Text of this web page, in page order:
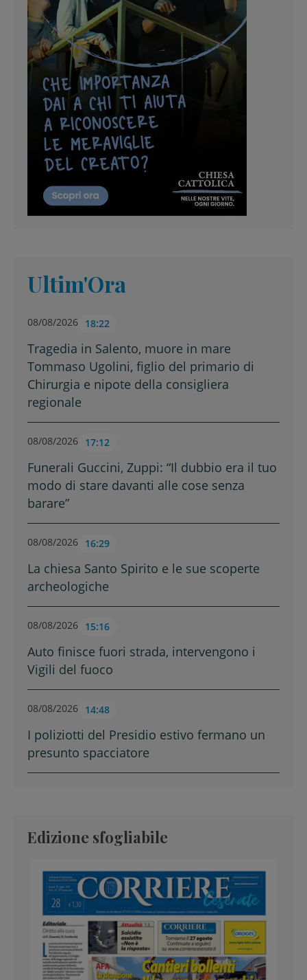
Ultim'Ora
08/08/2026 18:22
Tragedia in Salento, muore in mare
Tommaso Ugolini, figlio del primario di
Chirurgia e nipote della consigliera
regionale
08/08/2026 17:12
Funerali Guccini, Zuppi: “Il dubbio era il tuo
modo di stare davanti alle cose senza
barare”
08/08/2026 16:29
La chiesa Santo Spirito e le sue scoperte
archeologiche
08/08/2026 15:16
Auto finisce fuori strada, intervengono i
Vigili del fuoco
08/08/2026 14:48
I poliziotti del Presidio estivo fermano un
presunto spacciatore
Edizione sfogliabile